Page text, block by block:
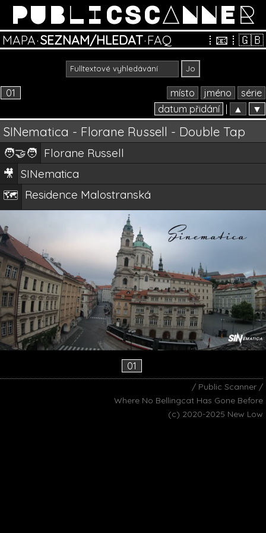
PUBLICSCANNER
MAPA·SEZNAM/HLEDAT·FAQ ⁞ 📧 ⁞ 🇬🇧
01 místo jméno
série
datum přidání
▲ ▼
SINematica - Florane Russell - Double Tap
🧑‍🤝‍🧑 Florane Russell
🎥 SINematica
🗺️ Residence Malostranská
01
/ Public Scanner /
Where No Bellingcat Has Gone Before
(c) 2020-2025 New Low